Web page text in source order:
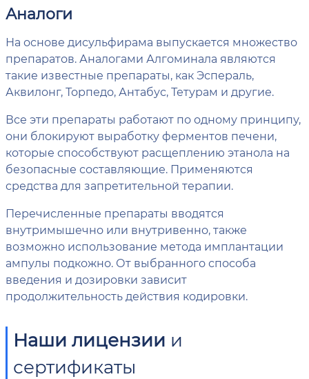
Аналоги
На основе дисульфирама выпускается множество
препаратов. Аналогами Алгоминала являются
такие известные препараты, как Эспераль,
Аквилонг, Торпедо, Антабус, Тетурам и другие.
Все эти препараты работают по одному принципу,
они блокируют выработку ферментов печени,
которые способствуют расщеплению этанола на
безопасные составляющие. Применяются
средства для запретительной терапии.
Перечисленные препараты вводятся
внутримышечно или внутривенно, также
возможно использование метода имплантации
ампулы подкожно. От выбранного способа
введения и дозировки зависит
продолжительность действия кодировки.
Наши лицензии и
сертификаты